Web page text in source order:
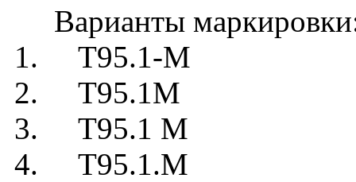
Варианты
1. Т95.1-М
2. Т95.1М
3. Т95.1 М
4. Т95.1.М